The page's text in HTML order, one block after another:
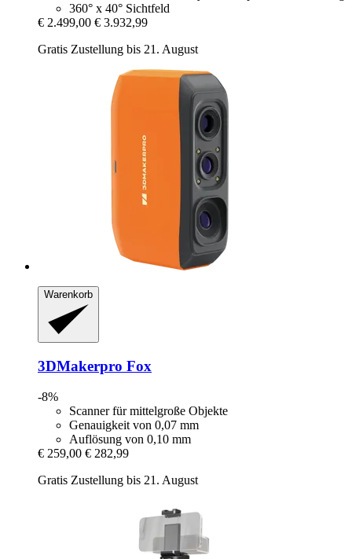
360° x 40° Sichtfeld
€ 2.499,00 € 3.932,99
Gratis Zustellung bis 21. August
Warenkorb
3DMakerpro Fox
-8%
Scanner für mittelgroße Objekte
Genauigkeit von 0,07 mm
Auflösung von 0,10 mm
€ 259,00 € 282,99
Gratis Zustellung bis 21. August